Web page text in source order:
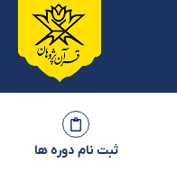
ثبت نام دوره ها